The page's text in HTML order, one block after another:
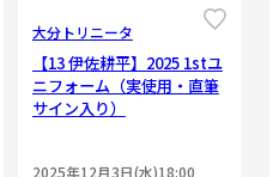
大分トリニータ
【13 伊佐耕平】2025 1stユ
ニフォーム（実使用・直筆
サイン入り）
2025年12月3日(水)18:00